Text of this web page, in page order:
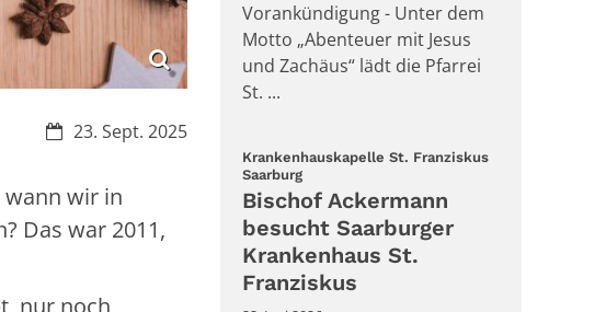
Datum:
23. Sept. 2025
wir in
Das war 2011,
nur noch
Vorankündigung - Unter dem
Motto „Abenteuer mit Jesus
und Zachäus“ lädt die Pfarrei
St. ...
Krankenhauskapelle St. Franziskus
Saarburg:
Bischof Ackermann
besucht Saarburger
Krankenhaus St.
Franziskus